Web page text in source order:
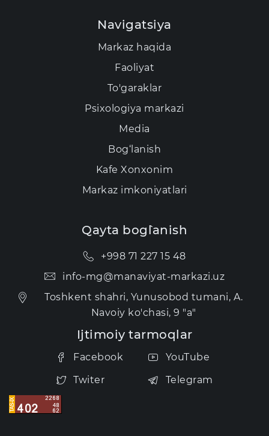
Navigatsiya
Markaz haqida
Faoliyat
To'garaklar
Psixologiya markazi
Media
Bog‘lanish
Kаfе Xonxonim
Markaz imkoniyatlari
Qayta bog`lanish
+998 71 227 15 48
info-mg@manaviyat-markazi.uz
Toshkent shahri, Yunusobod tumani, A.
Navoiy ko'chasi, 9 "a"
Ijtimoiy tarmoqlar
Facebook
Twiter
YouTube
Telegram